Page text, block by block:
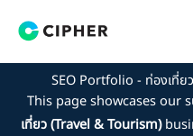
SEO Portfolio - ท่องเที่ย
This page showcases our
เที่ยว (Travel & Tourism)